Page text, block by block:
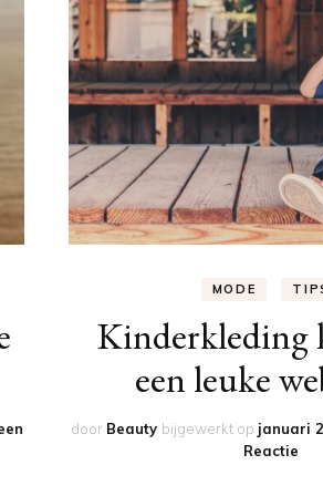
MODE
Kinderkleding
een leuke
door Beauty bijgewerkt op januari
Reactie